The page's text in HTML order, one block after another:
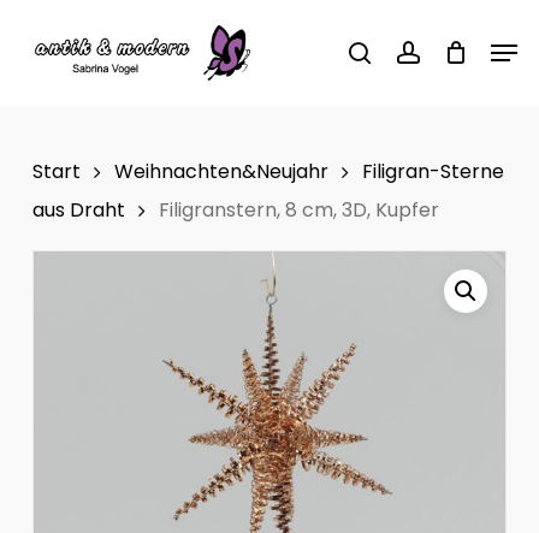
searchaccount
Start Weihnachten&Neujahr
Filigran-Sterne
aus Draht
Filigranstern, 8 cm, 3D, Kupfer